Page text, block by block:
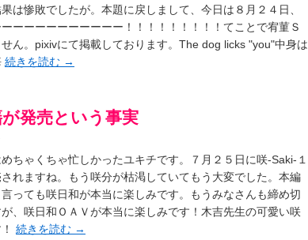
は惨敗でしたが。本題に戻しまして、今日は８月２４日、
ーーーーーーーーーー！！！！！！！！！てことで宥菫Ｓ
ん。pixivにて掲載しております。The dog licks "you"中身は
続きを読む →
発売という事実
ちゃくちゃ忙しかったユキチです。７月２５日に咲-Saki-１
れますね。もう咲分が枯渇していてもう大変でした。本編
っても咲日和が本当に楽しみです。もうみなさんも締め切
、咲日和ＯＡＶが本当に楽しみです！木吉先生の可愛い咲
続きを読む →